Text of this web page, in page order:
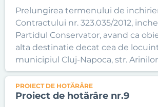
Prelungirea termenului de
Contractului nr. 323.035/2012,
Partidul Conservator, avand ca
alta destinatie decat cea de
municipiul Cluj-Napoca, str. Arinilor
PROIECT DE HOTĂRÂRE
Proiect de hotărâre nr.9